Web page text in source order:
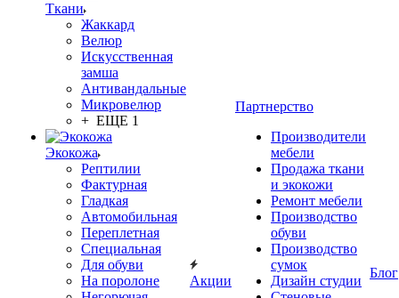
Ткани
Жаккард
Велюр
Искусственная
замша
Антивандальные
Микровелюр
+ ЕЩЕ 1
Экокожа
Рептилии
Фактурная
Гладкая
Автомобильная
Переплетная
Специальная
Для обуви
На поролоне
Акции
Партнерство
Производители
мебели
Продажа ткани
и экокожи
Ремонт мебели
Производство
обуви
Производство
сумок
Дизайн студии
Блог